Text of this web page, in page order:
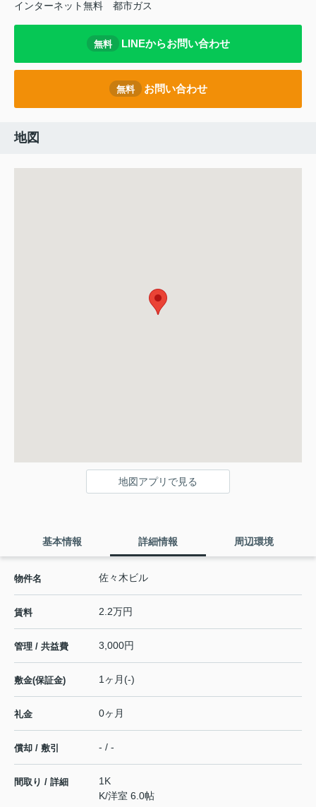
インターネット無料 都市ガス
無料 LINEからお問い合わせ
無料 お問い合わせ
地図
地図アプリで見る
基本情報 詳細情報 周辺環境
物件名 佐々木ビル
賃料 2.2万円
管理 / 共益費 3,000円
敷金(保証金) 1ヶ月(-)
礼金 0ヶ月
償却 / 敷引 - / -
間取り / 詳細
1K
K/洋室 6.0帖